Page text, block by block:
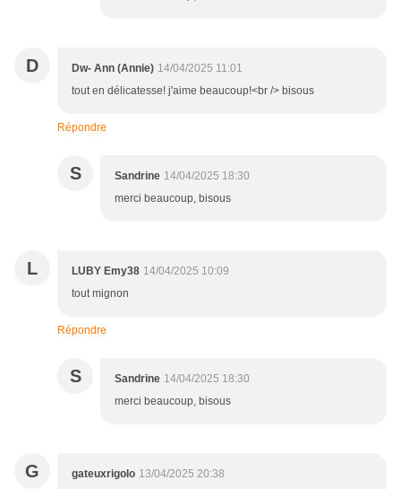
D Dw- Ann (Annie) 14/04/2025 11:01
tout en délicatesse! j'aime beaucoup!<br /> bisous
Répondre
S Sandrine 14/04/2025 18:30
merci beaucoup, bisous
L LUBY Emy38 14/04/2025 10:09
tout mignon
Répondre
S Sandrine 14/04/2025 18:30
merci beaucoup, bisous
G gateuxrigolo 13/04/2025 20:38